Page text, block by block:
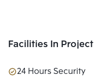
Facilities In Project
24 Hours Security